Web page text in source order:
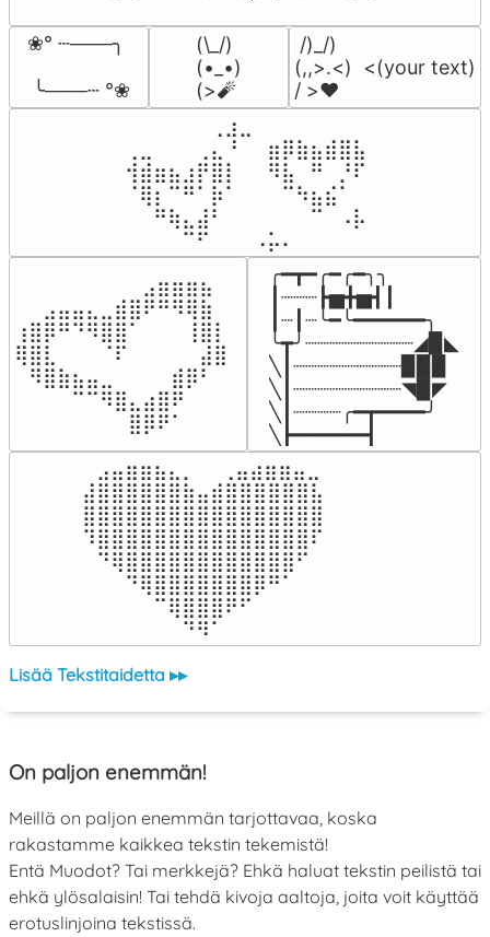
❀° ┄───╮
╰───┄ °❀
(\_/)
(•_•)
(>🧨
/)_/)
(,,>.<)  <(your text)
/ >❤️
⠀⠀⠀⠀⠀⠀⢀⣰⣀⠀⠀⠀⠀⠀⠀⠀⠀
⢀⣀⠀⠀⠀⢀⣄⠘⠀⠀⣶⡿⣷⣦⣾⣿⣧
⢺⣾⣶⣦⣰⡟⣿⡇⠀⠀⠻⣧⠀⠛⠀⡘⠏
⠈⢿⡆⠉⠛⠁⡷⠁⠀⠀⠀⠉⠳⣦⣮⠁⠀
⠀⠀⠛⢷⣄⣼⠃⠀⠀⠀⠀⠀⠀⠉⠀⠠⡧
⠀⠀⠀⠀⠉⠋⠀⠀⠀⠠⡥⠄⠀⠀⠀⠀⠀
⠀⠀⠀⠀⠀⠀⠀⠀⠀⣠⣶⣶⣶⣦⠀⠀
⠀⠀⣠⣤⣤⣄⣀⣾⣿⠟⠛⠻⢿⣷⠀
⢰⣿⡿⠛⠙⠻⣿⣿⠁⠀⠀⠀⢸⣿⡇
⢿⣿⣇⠀⠀⠀⠈⠏⠀⠀⠀⠀⠀⣼⣿⠀
⠀⠻⣿⣷⣦⣤⣀⠀⠀⠀⠀⣾⡿⠃⠀
⠀⠀⠀⠀⠉⠉⠻⣿⣄⣴⣿⠟⠀⠀⠀
⠀⠀⠀⠀⠀⠀⠀⠀⣿⡿⠟⠁⠀⠀⠀⠀
╭━┳━╭━╭━╮╮
┃┈┈┈┣▅╋▅┫┃
┃┈┃┈╰━╰━━━━━━╮
╰┳╯┈┈┈┈┈┈┈┈┈◢▉◣
╲┃┈┈┈┈┈┈┈┈┈▉▉▉
╲┃┈┈┈┈┈┈┈┈┈◥▉◤
╲┃┈┈┈┈╭━┳━━━━╯
╲┣━━━━━━┫﻿
⠀⣠⣤⣶⣶⣦⣄⡀  ⠀⢀⣤⣴⣶⣶⣤⣀⠀
⣼⣿⣿⣿⣿⣿⣿⣷⣤⣾⣿⣿⣿⣿⣿⣿⣧
⣿⣿⣿⣿⣿⣿⣿⣿⣿⣿⣿⣿⣿⣿⣿⣿⣿
⠹⣿⣿⣿⣿⣿⣿⣿⣿⣿⣿⣿⣿⣿⣿⣿⠏
⠀⠙⢿⣿⣿⣿⣿⣿⣿⣿⣿⣿⣿⣿⣿⠋⠀
⠀⠀⠀⠙⢿⣿⣿⣿⣿⣿⣿⣿⡿⠛⠁⠀⠀
⠀⠀⠀⠀⠀⠉⢿⣿⣿⣿⠟⠋⠀⠀⠀⠀⠀
⠀⠀⠀⠀⠀⠀⠀⠙⠻⠁⠀⠀⠀⠀⠀⠀⠀⠀⠀⠀⠀⠀⠀
Lisää Tekstitaidetta ▸▸
On paljon enemmän!
Meillä on paljon enemmän tarjottavaa, koska
rakastamme kaikkea tekstin tekemistä!
Entä Muodot? Tai merkkejä? Ehkä haluat tekstin peilistä tai
ehkä ylösalaisin! Tai tehdä kivoja aaltoja, joita voit käyttää
erotuslinjoina tekstissä.